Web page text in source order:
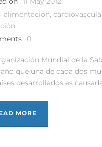
alimentación,
0
Mundial de la
que una de cada dos
desarrollados es
MORE